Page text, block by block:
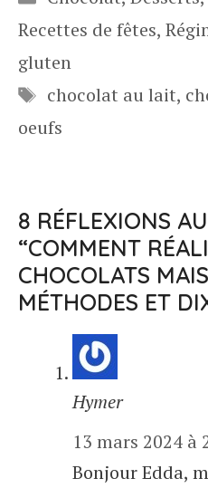
Recettes de fêtes,
gluten
Étiquettes
chocolat au lait,
oeufs
8 RÉFLEXIONS
“COMMENT
CHOCOLATS
MÉTHODES ET
Hymer
13 mars 2024 à
Bonjour Edda,